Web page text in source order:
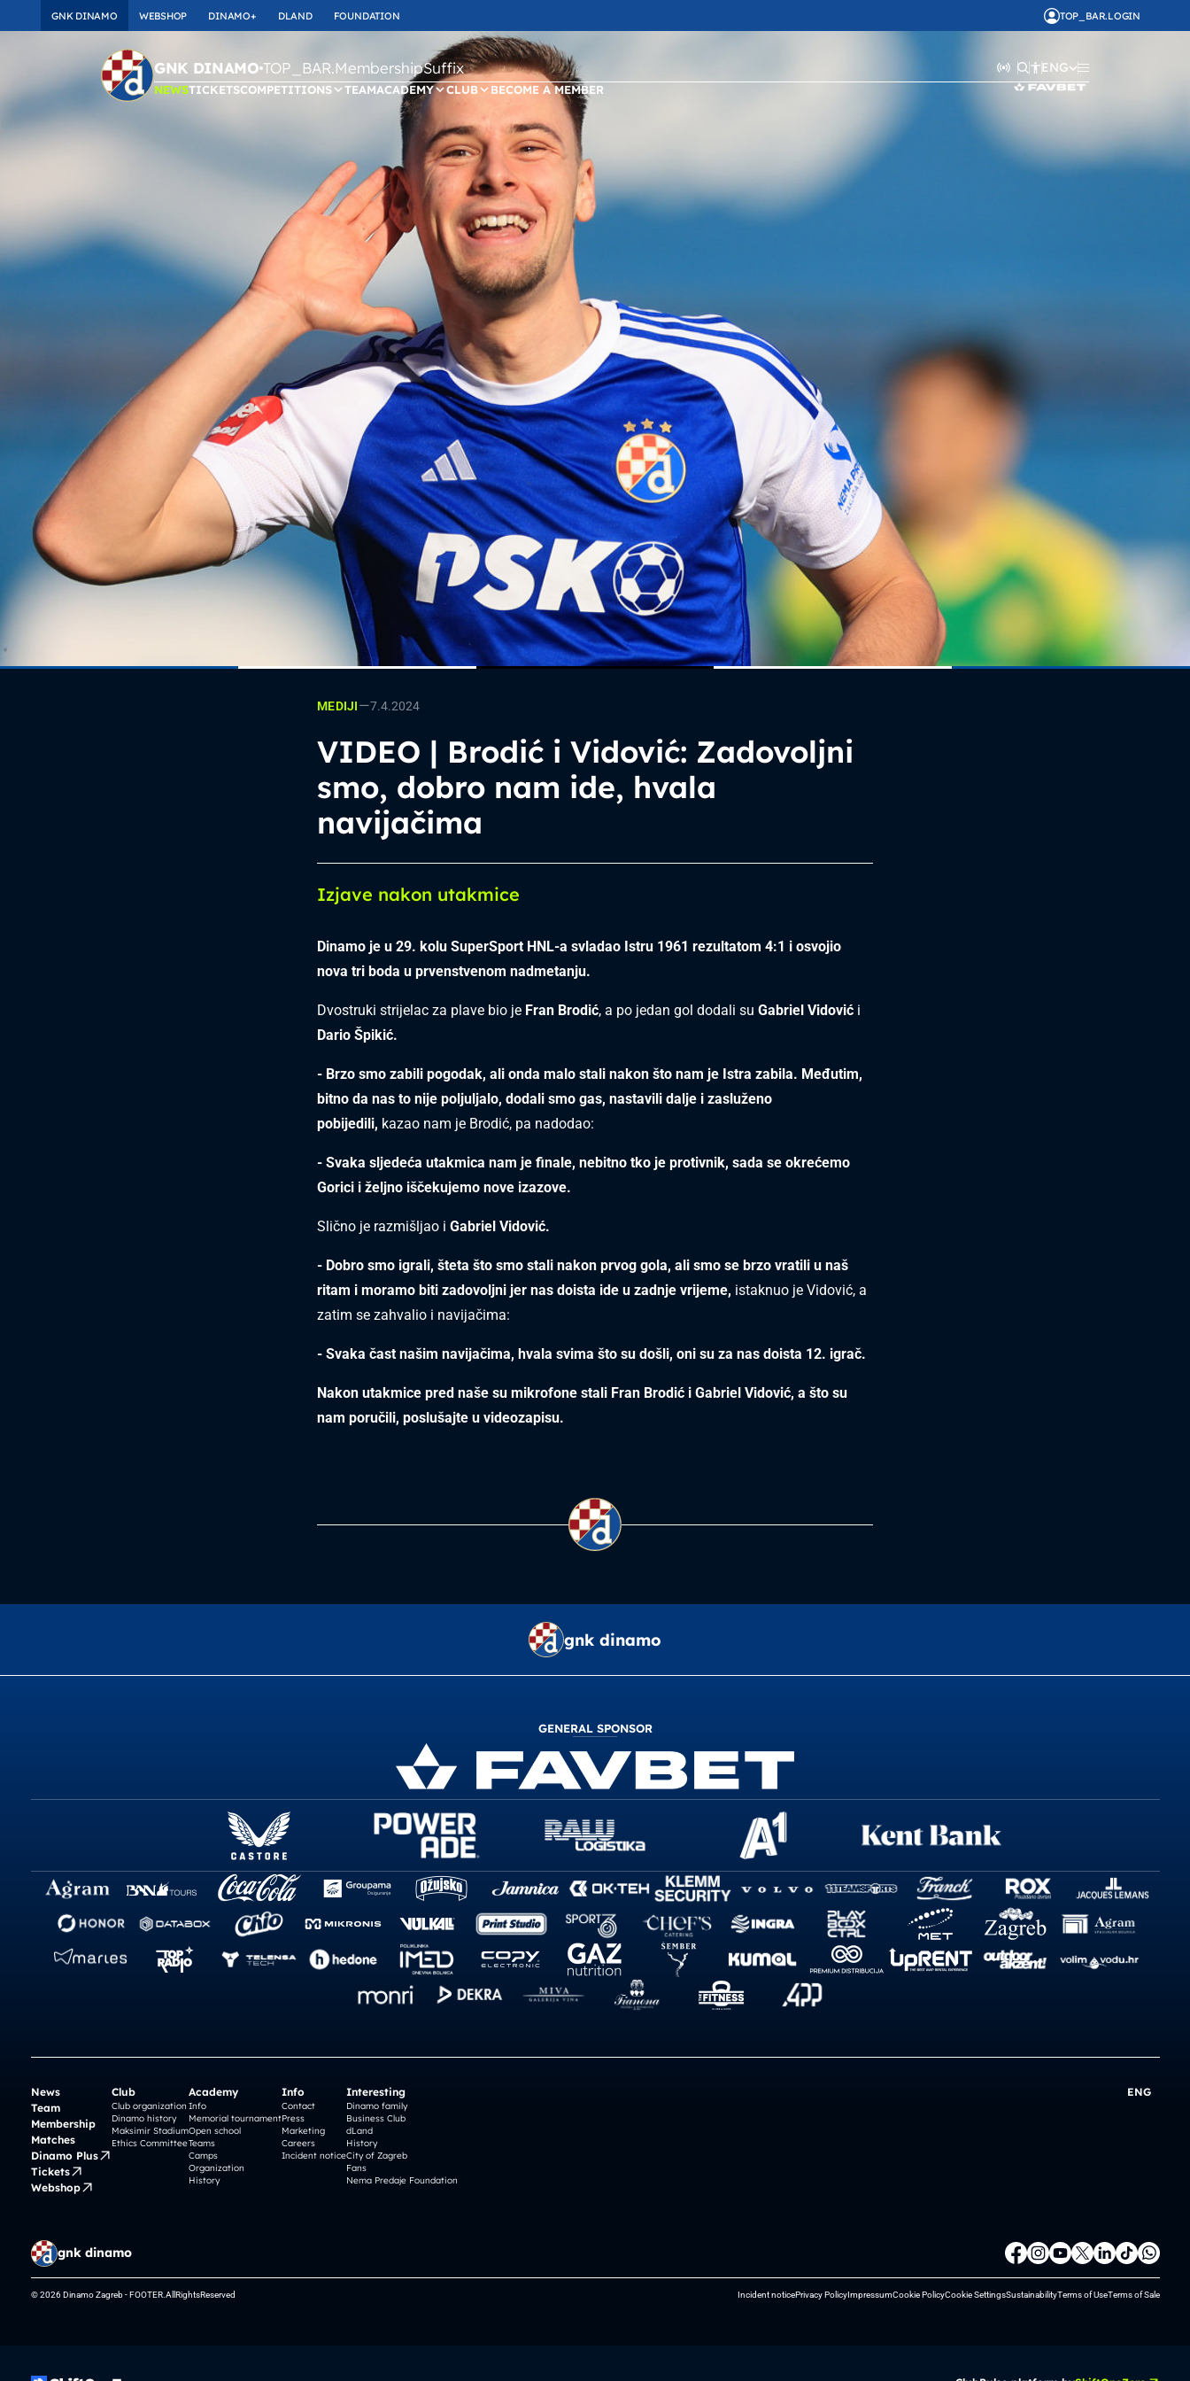
GNK DINAMO WEBSHOP DINAMO+ DLAND FOUNDATION TOP_BAR.LOGIN
GNK DINAMO TOP_BAR.MembershipSuffix ENG
NEWSTICKETSCOMPETITIONS TEAMACADEMY CLUB BECOME A MEMBER
MEDIJI—7.4.2024
VIDEO | Brodić i Vidović: Zadovoljni
smo, dobro nam ide, hvala
navijačima
Izjave nakon utakmice
Dinamo je u 29. kolu SuperSport HNL-a svladao Istru 1961 rezultatom 4:1 i osvojio
nova tri boda u prvenstvenom nadmetanju.
Dvostruki strijelac za plave bio je Fran Brodić, a po jedan gol dodali su Gabriel Vidović i
Dario Špikić.
- Brzo smo zabili pogodak, ali onda malo stali nakon što nam je Istra zabila. Međutim,
bitno da nas to nije poljuljalo, dodali smo gas, nastavili dalje i zasluženo
pobijedili, kazao nam je Brodić, pa nadodao:
- Svaka sljedeća utakmica nam je finale, nebitno tko je protivnik, sada se okrećemo
Gorici i željno iščekujemo nove izazove.
Slično je razmišljao i Gabriel Vidović.
- Dobro smo igrali, šteta što smo stali nakon prvog gola, ali smo se brzo vratili u naš
ritam i moramo biti zadovoljni jer nas doista ide u zadnje vrijeme, istaknuo je Vidović, a
zatim se zahvalio i navijačima:
- Svaka čast našim navijačima, hvala svima što su došli, oni su za nas doista 12. igrač.
Nakon utakmice pred naše su mikrofone stali Fran Brodić i Gabriel Vidović, a što su
nam poručili, poslušajte u videozapisu.
gnk dinamo
GENERAL SPONSOR
News
Team
Membership
Matches
Dinamo Plus
Tickets
Webshop
Club
Club organization
Dinamo history
Maksimir Stadium
Ethics Committee
Academy
Info
Memorial tournament
Open school
Teams
Camps
Organization
History
Info
Contact
Press
Marketing
Careers
Incident notice
Interesting
Dinamo family
Business Club
dLand
History
City of Zagreb
Fans
Nema Predaje Foundation
ENG
gnk dinamo
© 2026 Dinamo Zagreb - FOOTER.AllRightsReserved Incident noticePrivacy PolicyImpressumCookie PolicyCookie SettingsSustainabilityTerms of UseTerms of Sale